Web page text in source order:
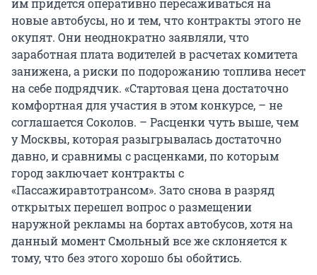
им придется оперативно пересаживаться на
новые автобусы, но и тем, что контракты этого не
окупят. Они неоднократно заявляли, что
заработная плата водителей в расчетах комитета
занижена, а риски по подорожанию топлива несет
на себе подрядчик. «Стартовая цена достаточно
комфортная для участия в этом конкурсе, – не
соглашается Соколов. – Расценки чуть выше, чем
у Москвы, которая разыгрывалась достаточно
давно, и сравнимы с расценками, по которым
город заключает контракты с
«Пассажиравтотрансом». Зато снова в разряд
открытых перешел вопрос о размещении
наружной рекламы на бортах автобусов, хотя на
данный момент Смольный все же склоняется к
тому, что без этого хорошо бы обойтись.